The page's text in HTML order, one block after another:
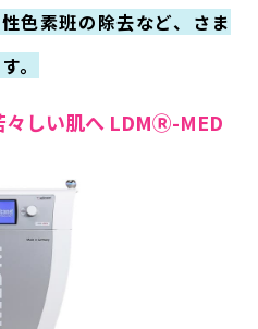
色素班の除去など、さま
。
々しい肌へ LDMⓇ-MED